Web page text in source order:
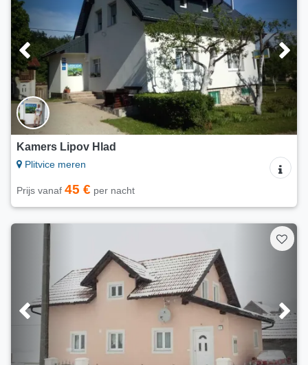
Kamers Lipov Hlad
Plitvice meren
Prijs vanaf 45 € per nacht